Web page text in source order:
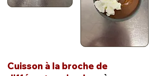
Cuisson à la broche de